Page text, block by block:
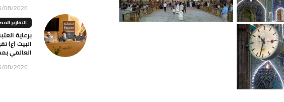
08/2026
التقارير
برعاية
البيت (ع)
العالمي
08/2026